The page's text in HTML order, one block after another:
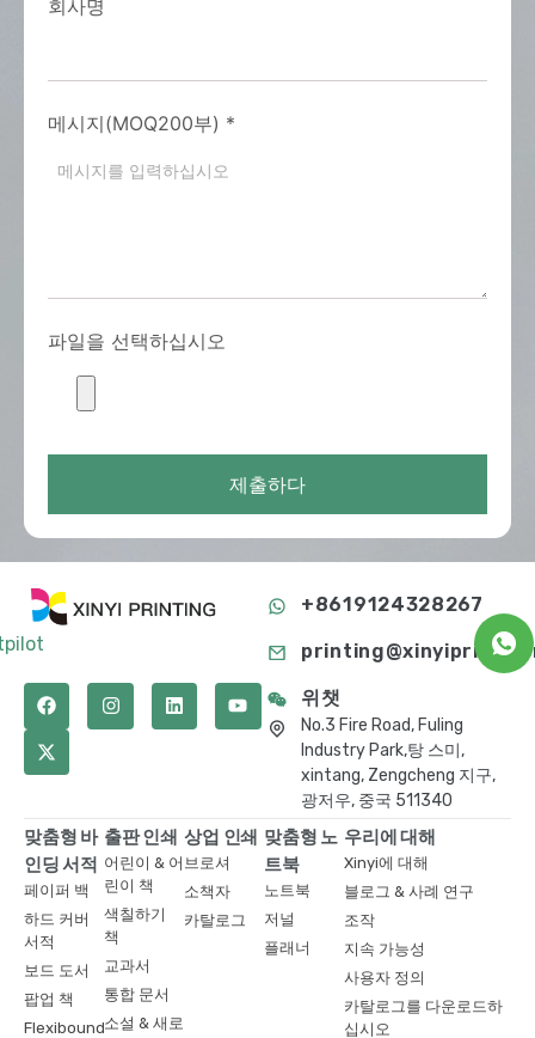
회사명
메시지(MOQ200부) *
파일을 선택하십시오
제출하다
+8619124328267
위챗
No.3 Fire Road, Fuling
Industry Park,탕 스미,
xintang, Zengcheng 지구,
광저우, 중국 511340
맞춤형 바
인딩 서적
페이퍼 백
하드 커버
서적
보드 도서
팝업 책
Flexibound
출판 인쇄
어린이 & 어
린이 책
색칠하기
책
교과서
통합 문서
소설 & 새로
상업 인쇄
브로셔
소책자
카탈로그
맞춤형 노
트북
노트북
저널
플래너
우리에 대해
Xinyi에 대해
블로그 & 사례 연구
조작
지속 가능성
사용자 정의
카탈로그를 다운로드하
십시오